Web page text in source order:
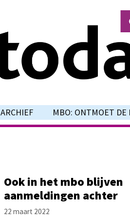
ARCHIEF MBO: ONTMOET
Ook in het mbo blijven
aanmeldingen achter
22 maart 2022